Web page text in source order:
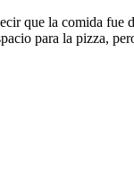
que la comida fue
para la pizza,